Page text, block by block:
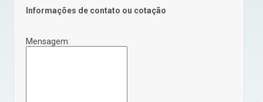
Informações de contato ou cotação
Mensagem: